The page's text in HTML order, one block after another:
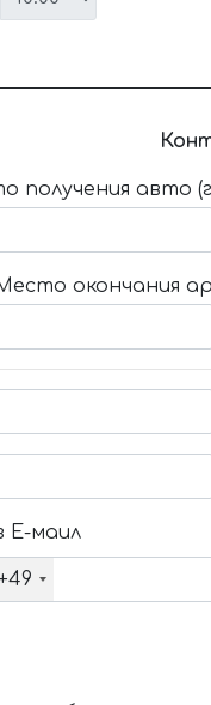
получения авто
окончания
Е-маил